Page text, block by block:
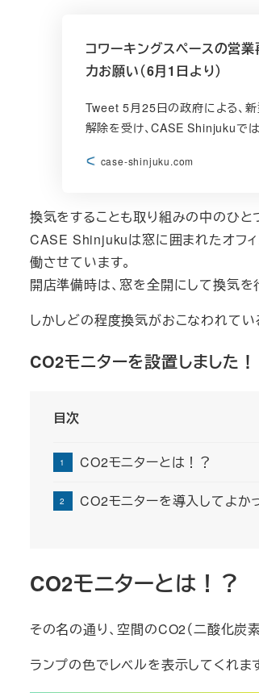
コワーキングスペースの営
力お願い（6月1日より）
Tweet 5月25日の政府による、
解除を受け、CASE Shinjukuで
case-shinjuku.com
換気をすることも取り組みの中のひと
CASE Shinjukuは窓に囲まれたオフ
働させています。
開店準備時は、窓を全開にして換気を
しかしどの程度換気がおこなわれて
CO2モニターを設置しました！
目次
CO2モニターとは！？
CO2モニターを導入してよか
CO2モニターとは！？
その名の通り、空間のCO2（二酸化炭
ランプの色でレベルを表示してくれま